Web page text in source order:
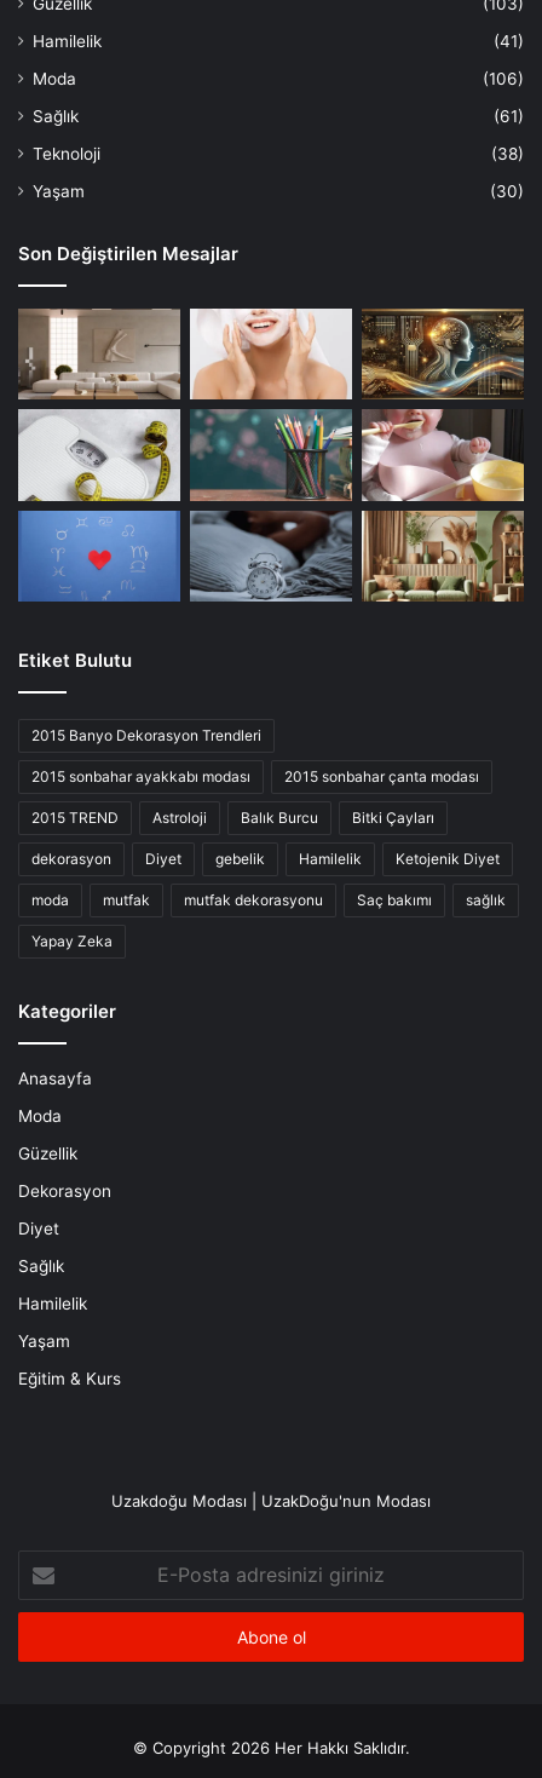
Hamilelik
(41)
Moda
(106)
Sağlık
(61)
Teknoloji
(38)
Yaşam
(30)
Son Değiştirilen Mesajlar
Etiket Bulutu
2015 Banyo Dekorasyon Trendleri
2015 sonbahar ayakkabı modası 2015 sonbahar çanta modası
2015 TREND Astroloji Balık Burcu Bitki Çayları
dekorasyon Diyet gebelik Hamilelik Ketojenik Diyet
moda mutfak mutfak dekorasyonu Saç bakımı sağlık
Yapay Zeka
Kategoriler
Anasayfa
Moda
Güzellik
Dekorasyon
Diyet
Sağlık
Hamilelik
Yaşam
Eğitim & Kurs
Uzakdoğu Modası | UzakDoğu'nun Modası
Posta
adresinizi
© Copyright 2026 Her Hakkı Saklıdır.